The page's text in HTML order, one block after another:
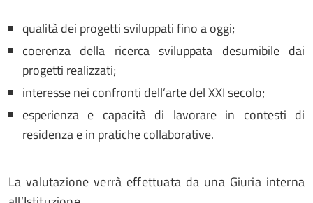
qualità dei progetti sviluppati fino a oggi;
coerenza della ricerca sviluppata desumibile dai
progetti realizzati;
interesse nei confronti dell’arte del XXI secolo;
esperienza e capacità di lavorare in contesti di
residenza e in pratiche collaborative.
La valutazione verrà effettuata da una Giuria interna